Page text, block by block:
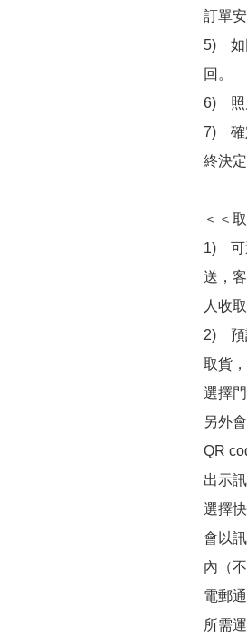
訂單安
5)　
回。
6)　
7)　
終決定
＜＜
1)　
送，
人收取
2)　
取貨，
選擇
另外
QR
出示
選擇
會以
內（
電郵
所需